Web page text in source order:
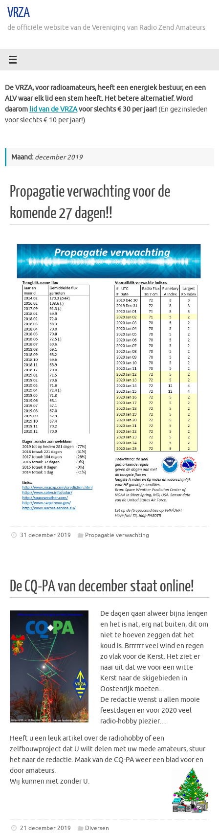
naarVRZA
de officiële website van de Vereniging van Radio Zend Amateurs
De VRZA, voor radioamateurs, heeft een energiek bestuur, en een
ALV waar elk lid een stem heeft. Het betere alternatief. Word
daarom lid van de VRZAvoor slechts € 30 per jaar! (En gezinsleden
voor slechts € 10 per jaar!)
Maand: december 2019
Propagatie verwachting voor de
komende 27 dagen!!
31 december 2019 Propagatie verwachting
De CQ-PA van december staat online!
De dagen gaan alweer bijna lengen
en het is nat, erg nat buiten, dit om
niet te hoeven zeggen dat het
koud is..Brrrrrr veel wind en regen
zo vlak voor de Kerst. Het ziet er
naar uit dat we voor een witte
Kerst naar de skigebieden in
Oostenrijk moeten..
De redactie wenst u allen mooie
feestdagen en voor 2020 veel
radio-hobby plezier…
Heeft u een leuk artikel over de radiohobby of een
zelfbouwproject dat U wilt delen met uw mede amateurs, stuur
het naar de redactie. Maak van de CQ-PA weer een blad voor en
door amateurs.
Wij kunnen niet zonder U.
21 december 2019 Diversen